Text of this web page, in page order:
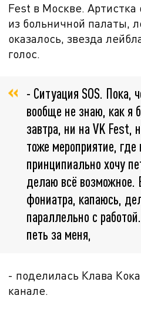
Fest в Москве. Артистка
из больничной палаты,
оказалось, звезда
голос.
- Ситуация SOS. Пока,
вообще не знаю, как я
завтра, ни на VK Fest,
тоже мероприятие,
принципиально хочу
делаю всё возможное.
фониатра, капаюсь,
параллельно с
петь за меня,
- поделилась Клава
канале.